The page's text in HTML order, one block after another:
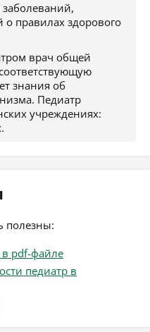
о правилах здорового
врач общей
знания об
Педиатр
учреждениях:
полезны:
в pdf-файле
педиатр в